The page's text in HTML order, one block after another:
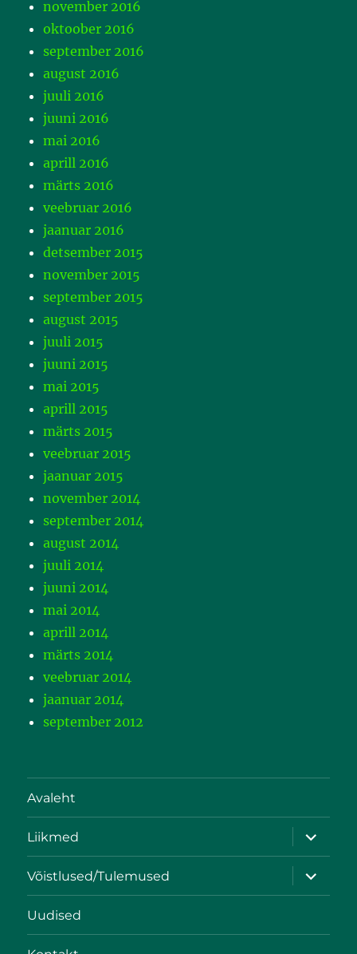
november 2016
oktoober 2016
september 2016
august 2016
juuli 2016
juuni 2016
mai 2016
aprill 2016
märts 2016
veebruar 2016
jaanuar 2016
detsember 2015
november 2015
september 2015
august 2015
juuli 2015
juuni 2015
mai 2015
aprill 2015
märts 2015
veebruar 2015
jaanuar 2015
november 2014
september 2014
august 2014
juuli 2014
juuni 2014
mai 2014
aprill 2014
märts 2014
veebruar 2014
jaanuar 2014
september 2012
Avaleht
Liikmed
Võistlused/Tulemused
Uudised